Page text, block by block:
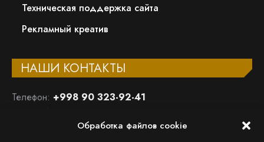
Обработка файлов cookie
Техническая поддержка сайта
Рекламный креатив
НАШИ КОНТАКТЫ
Телефон: +998 90 323-92-41
ООО «WUNDER DIGITAL»